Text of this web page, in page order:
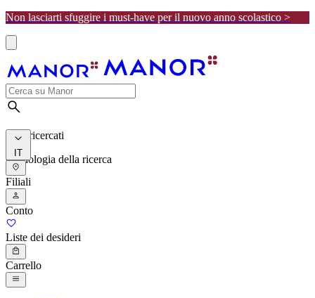
Non lasciarti sfuggire i must-have per il nuovo anno scolastico >
I più ricercati
Cronologia della ricerca
IT
Filiali
Conto
Liste dei desideri
Carrello